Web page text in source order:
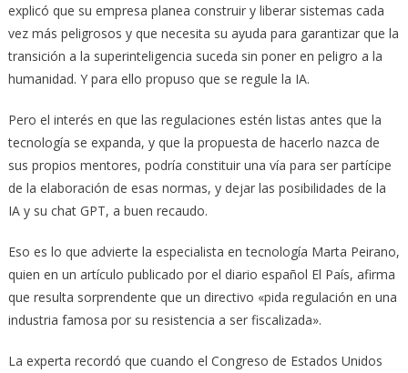
explicó que su empresa planea construir y liberar sistemas cada
vez más peligrosos y que necesita su ayuda para garantizar que la
transición a la superinteligencia suceda sin poner en peligro a la
humanidad. Y para ello propuso que se regule la IA.
Pero el interés en que las regulaciones estén listas antes que la
tecnología se expanda, y que la propuesta de hacerlo nazca de
sus propios mentores, podría constituir una vía para ser partícipe
de la elaboración de esas normas, y dejar las posibilidades de la
IA y su chat GPT, a buen recaudo.
Eso es lo que advierte la especialista en tecnología Marta Peirano,
quien en un artículo publicado por el diario español El País, afirma
que resulta sorprendente que un directivo «pida regulación en una
industria famosa por su resistencia a ser fiscalizada».
La experta recordó que cuando el Congreso de Estados Unidos